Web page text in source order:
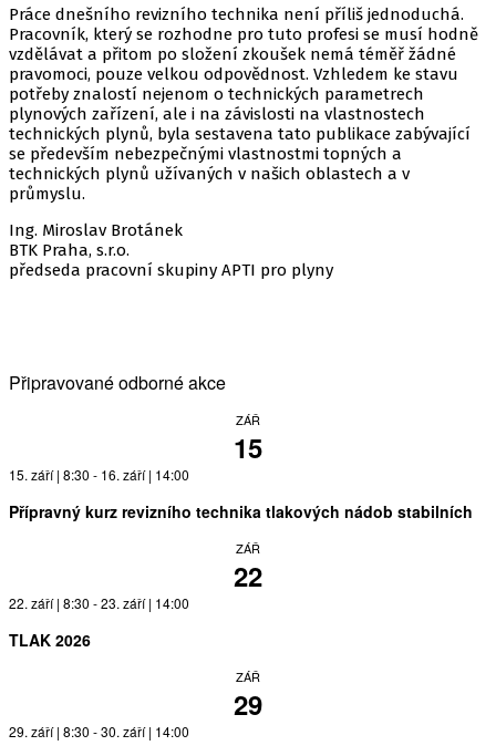
Práce dnešního revizního technika není příliš jednoduchá.
Pracovník, který se rozhodne pro tuto profesi se musí hodně
vzdělávat a přitom po složení zkoušek nemá téměř žádné
pravomoci, pouze velkou odpovědnost. Vzhledem ke stavu
potřeby znalostí nejenom o technických parametrech
plynových zařízení, ale i na závislosti na vlastnostech
technických plynů, byla sestavena tato publikace zabývající
se především nebezpečnými vlastnostmi topných a
technických plynů užívaných v našich oblastech a v
průmyslu.
Ing. Miroslav Brotánek
BTK Praha, s.r.o.
předseda pracovní skupiny APTI pro plyny
Připravované odborné akce
ZÁŘ
15
15. září | 8:30 - 16. září | 14:00
Přípravný kurz revizního technika tlakových nádob stabilních
ZÁŘ
22
22. září | 8:30 -23. září | 14:00
TLAK 2026
ZÁŘ
29
29. září | 8:30 -30. září | 14:00